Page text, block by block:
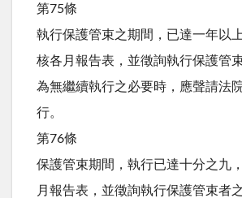
第75條
執行保護管束之期間，已達一年以
核各月報告表，並徵詢執行保護管
為無繼續執行之必要時，應聲請法
行。
第76條
保護管束期間，執行已達十分之九
月報告表，並徵詢執行保護管束者